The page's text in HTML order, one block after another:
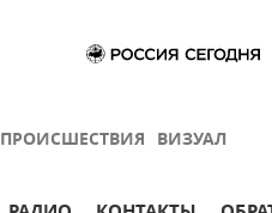
ПРОИСШЕСТВИЯ ВИЗУАЛ